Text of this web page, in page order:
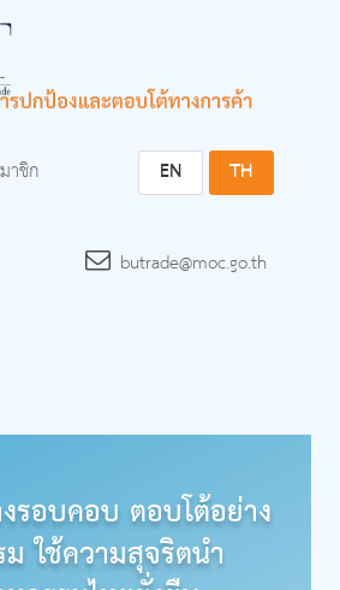
าชิก EN TH
butrade@moc.go.th
รอบคอบ ตอบโต้อย่าง
ใช้ความสุจริตนำ